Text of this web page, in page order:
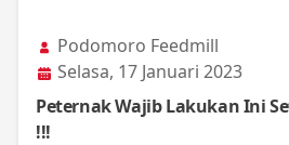
Podomoro Feedmill
Selasa, 17 Januari 2023
Peternak Wajib Lakukan Ini
!!!